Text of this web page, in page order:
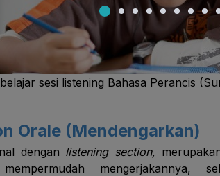
sesi listening Bahasa Perancis
Orale (Mendengarkan)
dengan listening section,
mengerjakannya,